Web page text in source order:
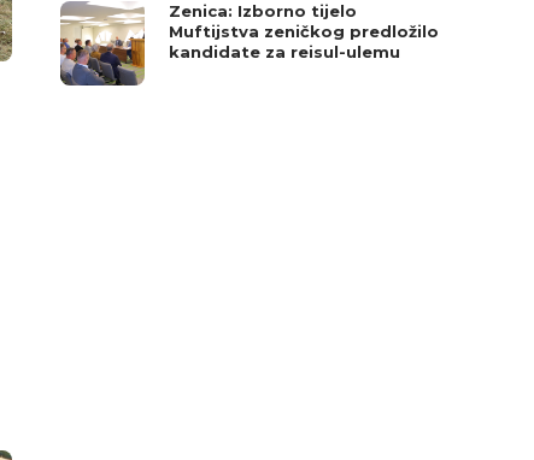
Zenica: Izborno tijelo
Muftijstva zeničkog predložilo
kandidate za reisul-ulemu